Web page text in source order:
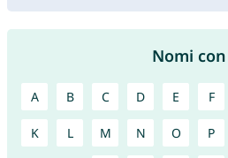
Nomi
A B C D E F
K L M N O P